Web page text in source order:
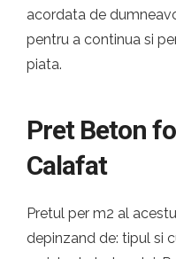
acordata de
pentru a continua si
piata.
Pret Beton
Calafat
Pretul per m2 al
depinzand de: tipul si